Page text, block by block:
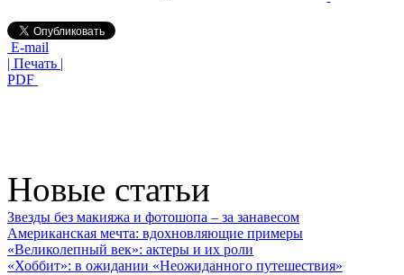
E-mail
| Печать |
PDF
Новые статьи
Звезды без макияжа и фотошопа – за занавесом
Американская мечта: вдохновляющие примеры
«Великолепный век»: актеры и их роли
«Хоббит»: в ожидании «Неожиданного путешествия»